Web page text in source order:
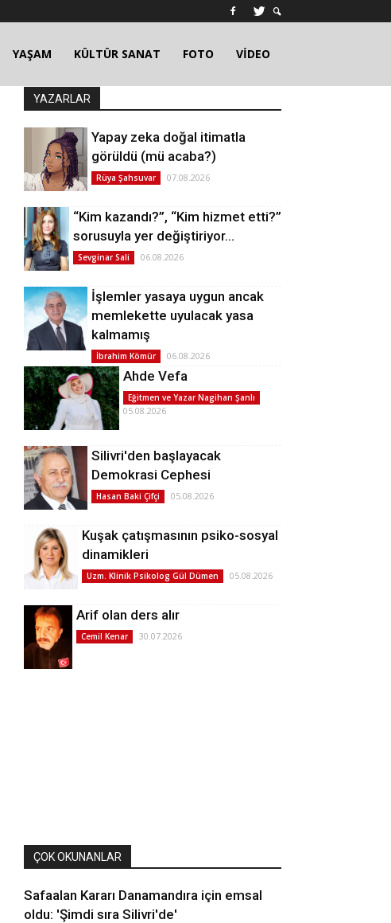
YAŞAM KÜLTÜR SANAT FOTO VİDEO
YAZARLAR
Yapay zeka doğal itimatla
görüldü (mü acaba?)
Rüya Şahsuvar 07.08.2026
“Kim kazandı?”, “Kim hizmet etti?”
sorusuyla yer değiştiriyor…
Sevginar Sali 06.08.2026
İşlemler yasaya uygun ancak
memlekette uyulacak yasa
kalmamış
İbrahim Kömür 06.08.2026
Ahde Vefa
Eğitmen ve Yazar Nagihan Şanlı
05.08.2026
Silivri'den başlayacak
Demokrasi Cephesi
Hasan Baki Çifçi 05.08.2026
Kuşak çatışmasının psiko-sosyal
dinamikleri
Uzm. Klinik Psikolog Gül Dümen 05.08.2026
Arif olan ders alır
Cemil Kenar 30.07.2026
ÇOK OKUNANLAR
Safaalan Kararı Danamandıra için emsal
oldu: 'Şimdi sıra Silivri'de'